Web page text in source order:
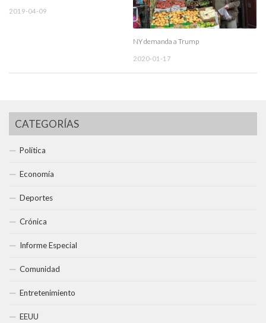
2019-04-09
NY demanda a Trump
2020-01-17
CATEGORÍAS
Política
Economía
Deportes
Crónica
Informe Especial
Comunidad
Entretenimiento
EEUU